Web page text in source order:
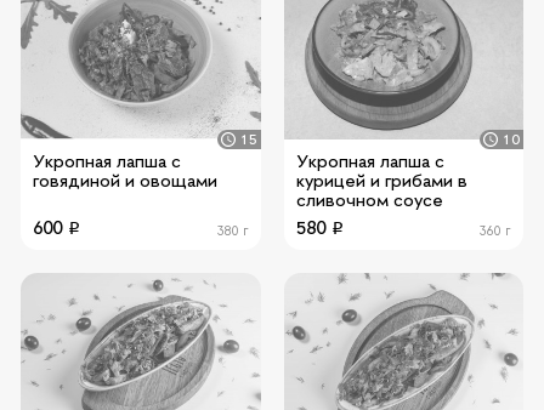
15
Укропная лапша с
говядиной и овощами
600 380 г
10
Укропная лапша с
курицей и грибами в
сливочном соусе
580 360 г